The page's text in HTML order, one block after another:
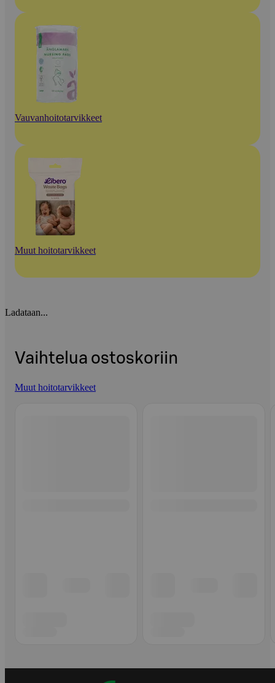
Vauvanhoitotarvikkeet
Muut hoitotarvikkeet
Ladataan...
Vaihtelua ostoskoriin
Muut hoitotarvikkeet